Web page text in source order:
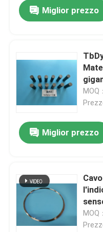
Prodotti
Video
Miglior prezzo
MOQ
Miglior prezzo
MOQ